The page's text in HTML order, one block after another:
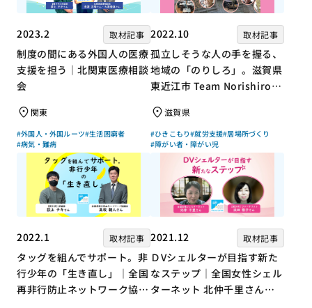
2023.2 取材記事
制度の間にある外国人の医療
支援を担う｜北関東医療相談
会
関東
#外国人・外国ルーツ#生活困窮者
#病気・難病
2022.10 取材記事
孤立しそうな人の手を握る、
地域の「のりしろ」。滋賀県
東近江市 Team Norishiroの
滋賀県
#ひきこもり#就労支援#居場所づくり
#障がい者・障がい児
2022.1 取材記事
タッグを組んでサポート。非
行少年の「生き直し」｜全国
再非行防止ネットワーク協議
2021.12 取材記事
ＤVシェルターが目指す新た
なステップ｜全国女性シェル
ターネット 北仲千里さん×